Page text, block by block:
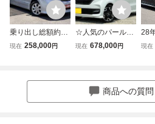
乗り出し総額約37
万円です H23年式
現在 258,000円
☆人気のパールⅡ
☆NBOXカスタム
ビ/フルセグTV/B
カメラ/両側パワー
現在 678,000円
28
イ
ー
ナ
現在
商品への質問